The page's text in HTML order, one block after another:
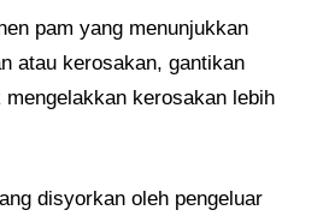
pam yang menunjukkan
atau kerosakan, gantikan
kerosakan lebih
disyorkan oleh pengeluar